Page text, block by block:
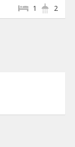
2
1